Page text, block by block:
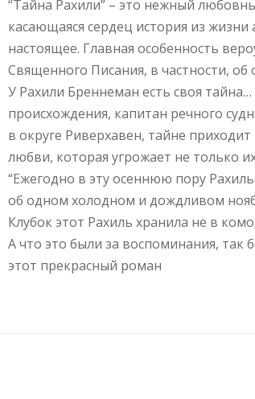
“Тайна Рахили” – это нежный
касающаяся сердец история из
настоящее. Главная особенность
Священного Писания, в частности, об
У Рахили Бреннеман есть своя
происхождения, капитан речного
в округе Риверхавен, тайне
любви, которая угрожает не только
“Ежегодно в эту осеннюю пору
об одном холодном и дождливом
Клубок этот Рахиль хранила не в
А что это были за воспоминания,
этот прекрасный роман